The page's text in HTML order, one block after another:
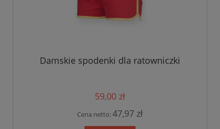
Damskie spodenki dla ratowniczki
59,00 zł
Cena netto:47,97 zł